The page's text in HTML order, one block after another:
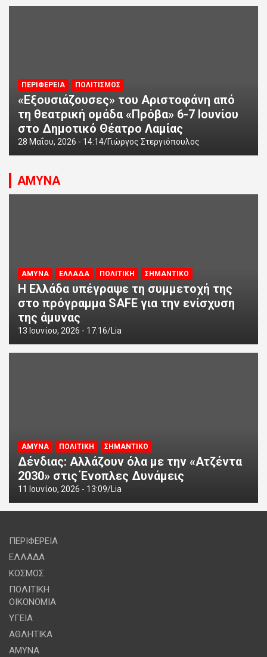
ΠΕΡΙΦΕΡΕΙΑ ΠΟΛΙΤΙΣΜΟΣ
«Εξουσιάζουσες» του Αριστοφάνη από
τη θεατρική ομάδα «Πρόβα» 6-7 Ιουνίου
στο Δημοτικό Θέατρο Λαμίας
28 Μαΐου, 2026 - 14:14 Γιώργος Στεργιόπουλος
ΑΜΥΝΑ
ΑΜΥΝΑ ΕΛΛΑΔΑ ΠΟΛΙΤΙΚΗ ΣΗΜΑΝΤΙΚΟ
Η Ελλάδα υπέγραψε τη συμμετοχή της
στο πρόγραμμα SAFE για την ενίσχυση
της άμυνας
13 Ιουνίου, 2026 - 17:16 Lia
ΑΜΥΝΑ ΠΟΛΙΤΙΚΗ ΣΗΜΑΝΤΙΚΟ
Δένδιας: Αλλάζουν όλα με την «Ατζέντα
2030» στις Ένοπλες Δυνάμεις
11 Ιουνίου, 2026 - 13:09 Lia
ΠΕΡΙΦΕΡΕΙΑ
ΕΛΛΑΔΑ
ΚΟΣΜΟΣ
ΠΟΛΙΤΙΚΗ
ΟΙΚΟΝΟΜΙΑ
ΥΓΕΙΑ
ΑΘΛΗΤΙΚΑ
ΑΜΥΝΑ